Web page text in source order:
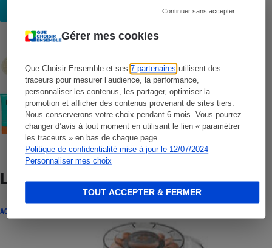
Gérer mes cookies
Que Choisir Ensemble et ses7 partenaires utilisent des
traceurs pour mesurer l’audience, la performance,
personnaliser les contenus, les partager, optimiser la
promotion et afficher des contenus provenant de sites tiers.
Nous conserverons votre choix pendant 6 mois. Vous pourrez
changer d’avis à tout moment en utilisant le lien « paramétrer
les traceurs » en bas de chaque page.
Politique de confidentialité mise à jour le 12/07/2024
Personnaliser mes choix
Continuer sans accepter
TOUT ACCEPTER & FERMER
COMMENT NOUS TESTONS
COMMENT NOUS TESTONS
Crèmes solaires visage - Le protocole
Lire aussi
ACTUALITÉ